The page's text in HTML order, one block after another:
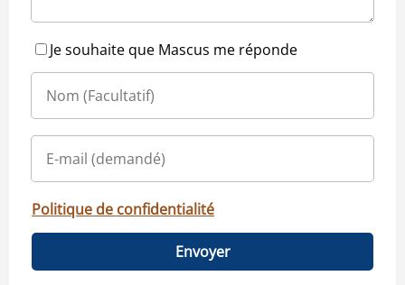
Je souhaite que Mascus me réponde
Politique de confidentialité
Envoyer